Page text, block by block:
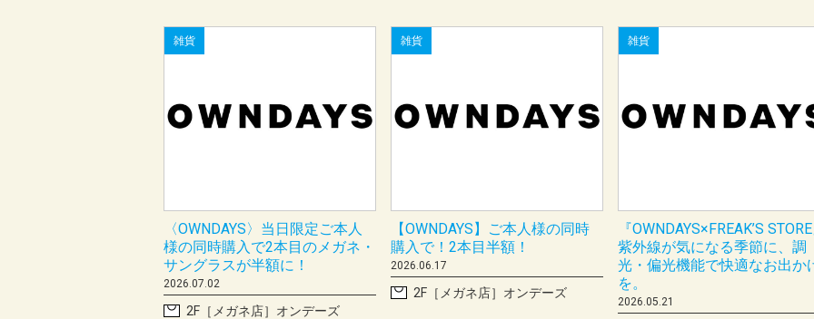
雑貨
〈OWNDAYS〉当日限定ご本人
様の同時購入で2本目のメガネ・
サングラスが半額に！
2026.07.02
2F［メガネ店］オンデーズ
雑貨
【OWNDAYS】ご本人様の同時
購入で！2本目半額！
2026.06.17
2F［メガネ店］オンデーズ
雑貨
『OWNDAYS×FREAK’S
紫外線が気になる季節に、調
光・偏光機能で快適なお出か
を。
2026.05.21